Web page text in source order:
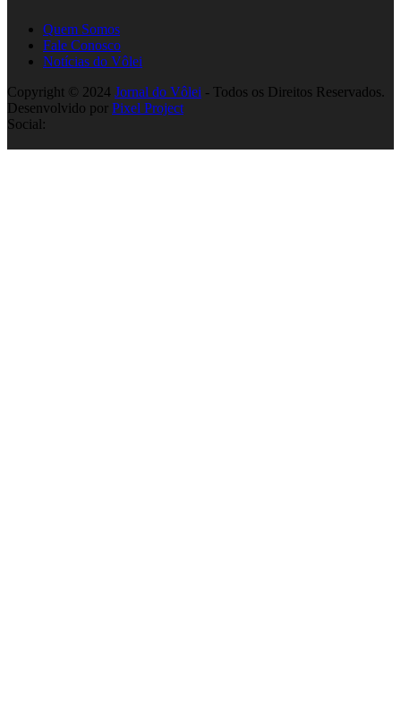
Quem Somos
Fale Conosco
Notícias do Vôlei
Copyright © 2024 Jornal do Vôlei - Todos os Direitos Reservados.
Desenvolvido por Pixel Project
Social: